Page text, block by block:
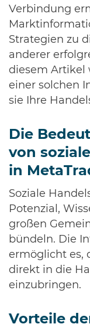
Verbindung
Strategien zu
anderer
diesem Artikel
einer solchen
sie Ihre
Die
von
in
Soziale
Potenzial,
großen
bündeln. Die
ermöglicht es,
direkt in die
einzubringen.
Vorteile